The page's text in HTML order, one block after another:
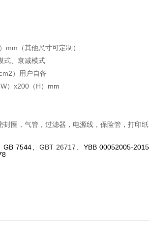
） mm （其他尺寸可定制）
式、衰减模式
）用户自备
W） x200 （H） mm
封圈，气管，过滤器，电源线，保险管，打印纸
GB 7544、 GBT 26717 、YBB 00052005-2015